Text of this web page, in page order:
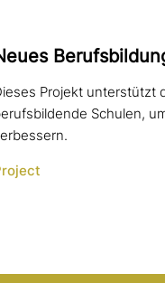
Projekt unterstützt
Schulen,